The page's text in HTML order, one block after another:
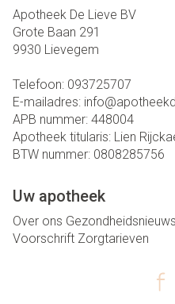
Apotheek De Lieve BV
Grote Baan 291
9930 Lievegem
Telefoon: 093725707
E-mailadres: info@
APB nummer: 448004
Apotheek titularis: Lien
BTW nummer: 0808285756
Uw apotheek
Over ons Gezondheidsnieuws
Voorschrift Zorgtarieven